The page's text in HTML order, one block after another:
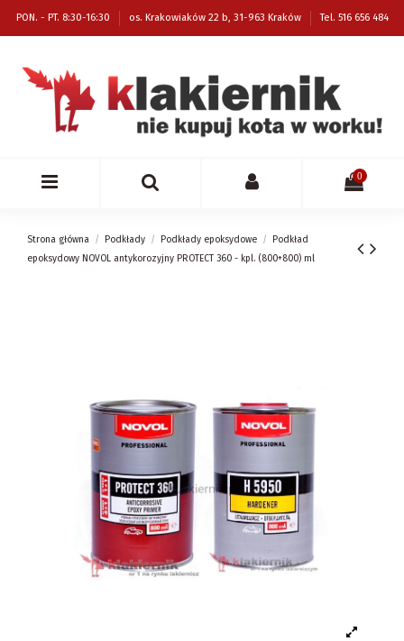
PON. - PT. 8:30-16:30 os. Krakowiaków 22 b, 31-963 Kraków Tel. 516 656 484
0
Strona główna Podkłady Podkłady epoksydowe
Podkład
epoksydowy NOVOL antykorozyjny PROTECT 360 - kpl. (800+800) ml